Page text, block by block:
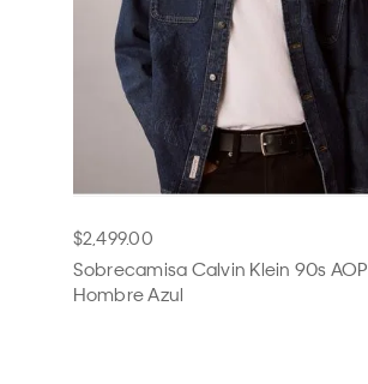
$2,499.00
Sobrecamisa Calvin Klein 90s AOP
Hombre Azul